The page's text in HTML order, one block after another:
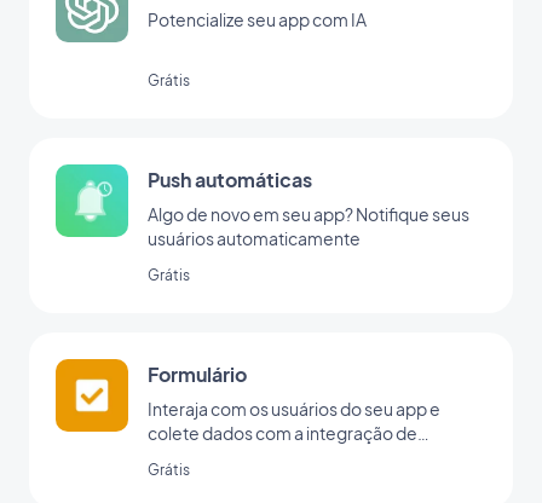
Potencialize seu app com IA
Grátis
Push automáticas
Algo de novo em seu app? Notifique seus
usuários automaticamente
Grátis
Formulário
Interaja com os usuários do seu app e
colete dados com a integração de
Grátis